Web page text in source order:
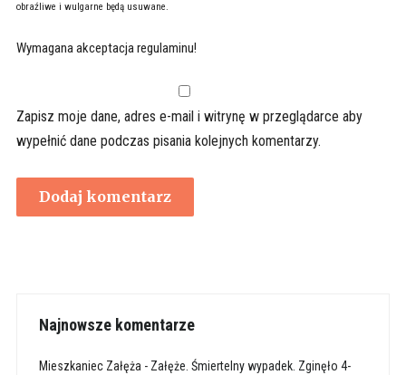
obraźliwe i wulgarne będą usuwane.
Wymagana akceptacja regulaminu!
Zapisz moje dane, adres e-mail i witrynę w przeglądarce aby
wypełnić dane podczas pisania kolejnych komentarzy.
Najnowsze komentarze
Mieszkaniec Załęża - Załęże. Śmiertelny wypadek. Zginęło 4-